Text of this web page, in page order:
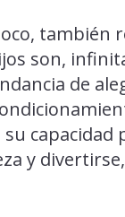
también
son,
de
capacidad
y